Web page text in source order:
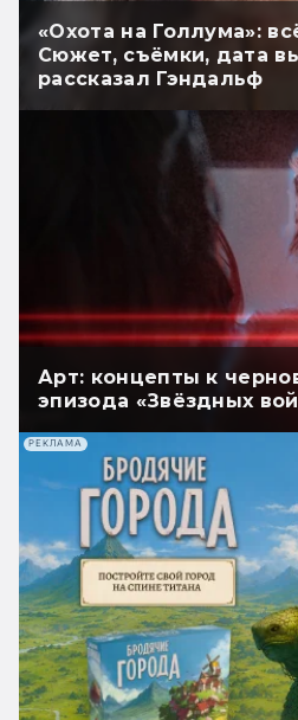
«Охота на Голлума»:
Сюжет, съёмки, дата
рассказал Гэндальф
Арт: концепты к
эпизода «Звёздных
РЕКЛАМА